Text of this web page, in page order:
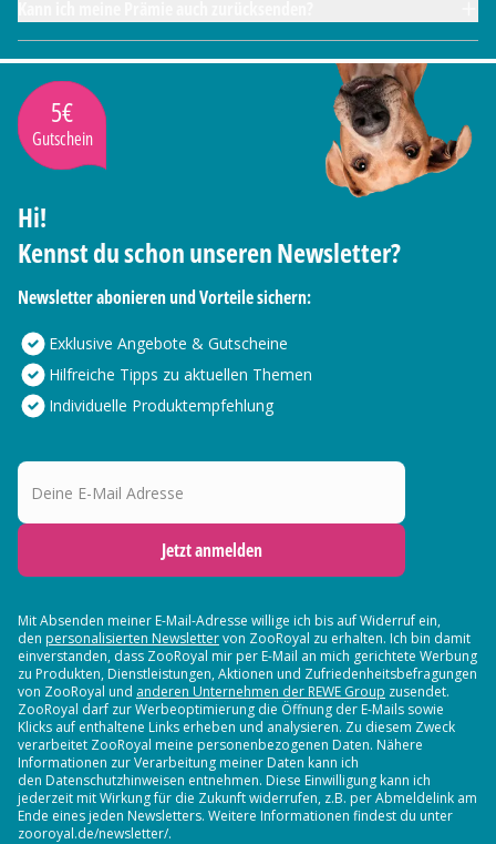
5€
Gutschein
Hi!
Kennst du schon unseren Newsletter?
Newsletter abonieren und Vorteile sichern:
Exklusive Angebote & Gutscheine
Hilfreiche Tipps zu aktuellen Themen
Individuelle Produktempfehlung
Deine E-Mail Adresse
Jetzt anmelden
Mit Absenden meiner E-Mail-Adresse willige ich bis auf Widerruf ein,
den personalisierten Newslettervon ZooRoyal zu erhalten. Ich bin damit
einverstanden, dass ZooRoyal mir per E-Mail an mich gerichtete Werbung
zu Produkten, Dienstleistungen, Aktionen und Zufriedenheitsbefragungen
von ZooRoyal und anderen Unternehmen der REWE Group zusendet.
ZooRoyal darf zur Werbeoptimierung die Öffnung der E-Mails sowie
Klicks auf enthaltene Links erheben und analysieren. Zu diesem Zweck
verarbeitet ZooRoyal meine personenbezogenen Daten. Nähere
Informationen zur Verarbeitung meiner Daten kann ich
den Datenschutzhinweisen entnehmen. Diese Einwilligung kann ich
jederzeit mit Wirkung für die Zukunft widerrufen, z.B. per Abmeldelink am
Ende eines jeden Newsletters. Weitere Informationen findest du unter
zooroyal.de/newsletter/.